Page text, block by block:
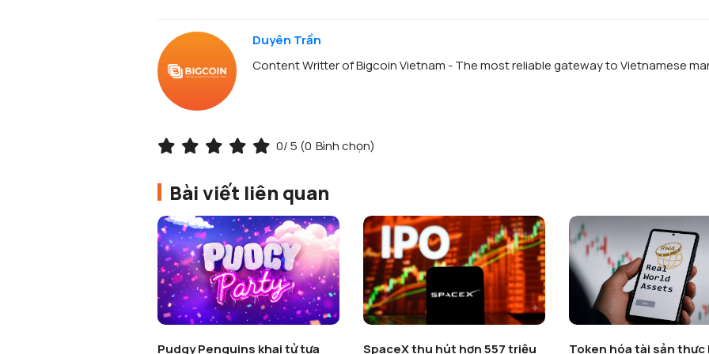
Duyên Trần
Content Writter of Bigcoin Vietnam - The most reliable gateway to Vietnamese
0/ 5 (0 Bình chọn)
Bài viết liên quan
Pudgy Penguins khai tử tựa SpaceX thu hút hơn 557 triệu Token hóa tài sản thực